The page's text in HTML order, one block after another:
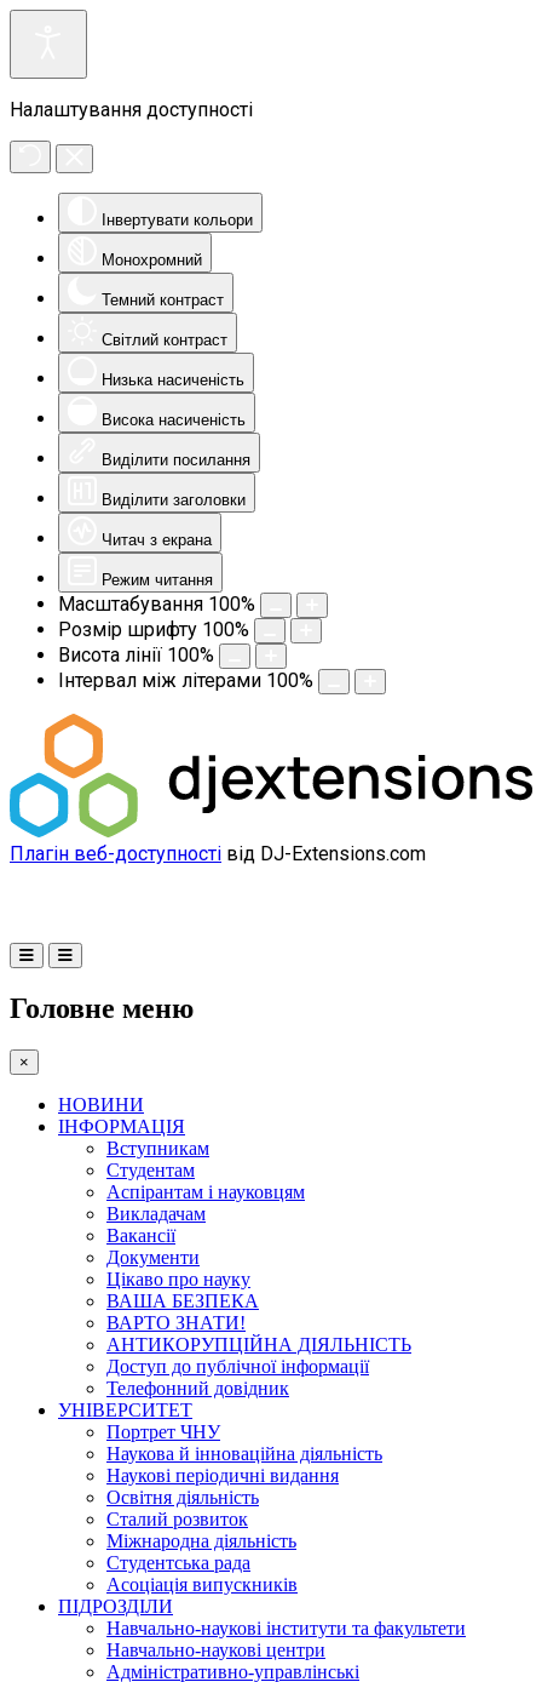
Налаштування доступності
Інвертувати кольори
Монохромний
Темний контраст
Світлий контраст
Низька насиченість
Висока насиченість
Виділити посилання
Виділити заголовки
Читач з екрана
Режим читання
Масштабування 100%
Розмір шрифту 100%
Висота лінії 100%
Інтервал між літерами 100%
Плагін веб-доступності від DJ-Extensions.com
Головне меню
×
НОВИНИ
ІНФОРМАЦІЯ
Вступникам
Студентам
Аспірантам і науковцям
Викладачам
Вакансії
Документи
Цікаво про науку
ВАША БЕЗПЕКА
ВАРТО ЗНАТИ!
АНТИКОРУПЦІЙНА ДІЯЛЬНІСТЬ
Доступ до публічної інформації
Телефонний довідник
УНІВЕРСИТЕТ
Портрет ЧНУ
Наукова й інноваційна діяльність
Наукові періодичні видання
Освітня діяльність
Сталий розвиток
Міжнародна діяльність
Студентська рада
Асоціація випускників
ПІДРОЗДІЛИ
Навчально-наукові інститути та факультети
Навчально-наукові центри
Адміністративно-управлінські